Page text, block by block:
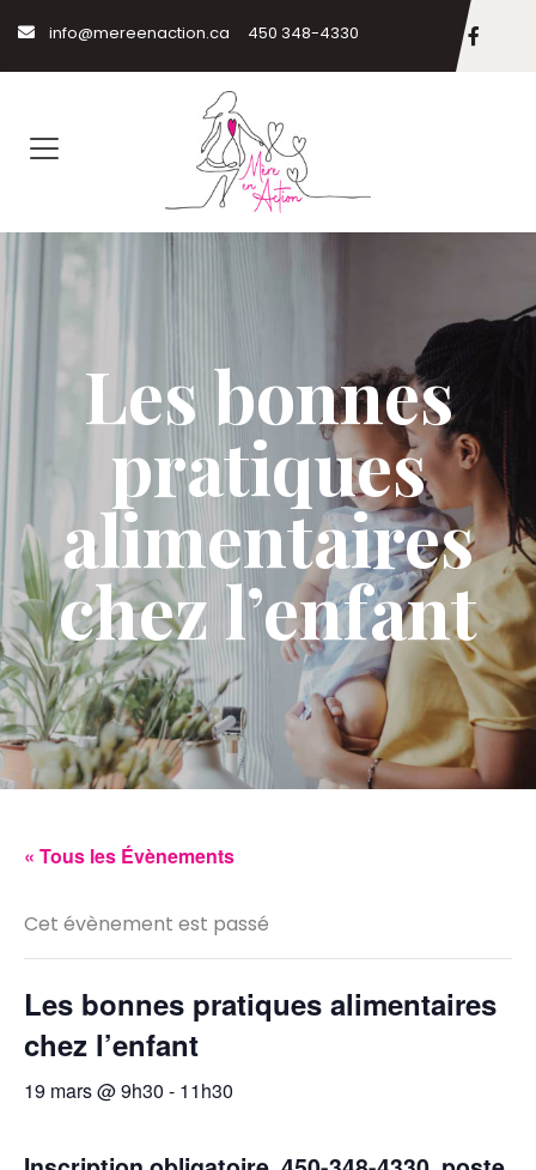
info@mereenaction.ca 450 348-4330
Les bonnes
pratiques
alimentaires
chez l’enfant
« Tous les Évènements
Cet évènement est passé
Les bonnes pratiques alimentaires
chez l’enfant
19 mars @ 9h30 - 11h30